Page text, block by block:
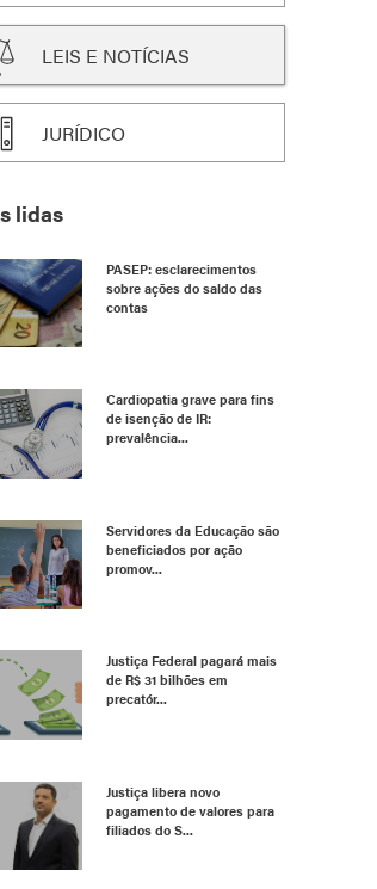
LEIS E NOTÍCIAS
JURÍDICO
lidas
PASEP: esclarecimentos
sobre ações do saldo das
contas
Cardiopatia grave para fins
de isenção de IR:
prevalência...
Servidores da Educação são
beneficiados por ação
promov...
Justiça Federal pagará mais
de R$ 31 bilhões em
precatór...
Justiça libera novo
pagamento de valores para
filiados do S...